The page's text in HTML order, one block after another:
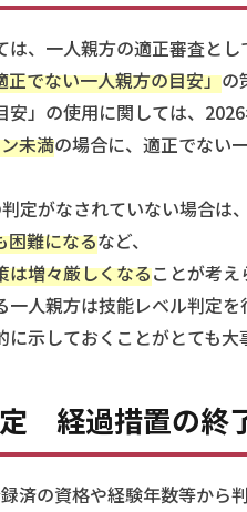
は、一人親方の適正審査と
正でない一人親方の目安」の
安」の使用に関しては、
未満の場合に、適正でない
定がなされていない場合は、
困難になるなど、
は増々厳しくなることが考え
人親方は技能レベル判定を
示しておくことがとても大
経過措置の終
済の資格や経験年数等から